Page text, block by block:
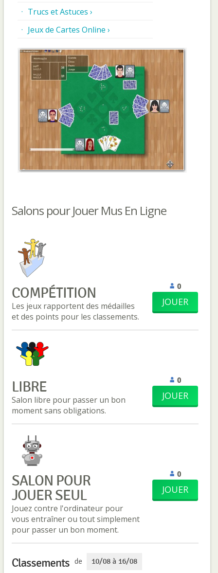
Trucs et Astuces ›
Jeux de Cartes Online ›
Salons pour Jouer Mus En Ligne
COMPÉTITION
Les jeux rapportent des médailles
et des points pour les classements.
0
JOUER
LIBRE
Salon libre pour passer un bon
moment sans obligations.
0
JOUER
SALON POUR
JOUER SEUL
Jouez contre l'ordinateur pour
vous entraîner ou tout simplement
pour passer un bon moment.
0
JOUER
Classements de 10/08 à 16/08